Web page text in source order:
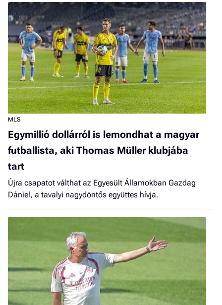
MLS
Egymillió dollárról is lemondhat a magyar
futballista, aki Thomas Müller klubjába
tart
Újra csapatot válthat az Egyesült Államokban Gazdag
Dániel, a tavalyi nagydöntős együttes hívja.